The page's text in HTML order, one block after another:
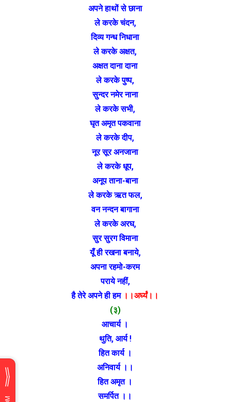
अपने हाथों से छाना
ले करके चंदन,
दिव्य गन्ध निधाना
ले करके अक्षत,
अक्षत दाना दाना
ले करके पुष्प,
सुन्दर नमेर नाना
ले करके सभी,
घृत अमृत पकवाना
ले करके दीप,
नूर सूर अनजाना
ले करके धूप,
अनूप ताना-बाना
ले करके ऋत फल,
वन नन्दन बागाना
ले करके अरघ,
सुर सुरग विमाना
यूँ ही रखना बनाये,
अपना रहमो-करम
पराये नहीं,
है तेरे अपने ही हम ।।अर्घ्यं।।
(३)
आचार्य ।
थुति, आर्य !
हित कार्य ।
अनिवार्य ।।
हित अमृत ।
समर्पित ।।